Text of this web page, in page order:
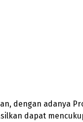
dengan adanya
dapat